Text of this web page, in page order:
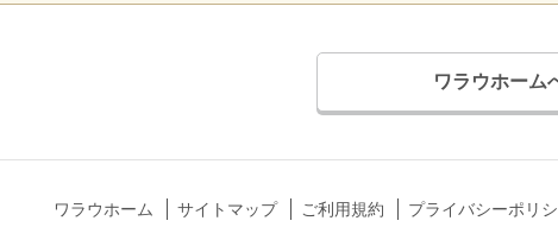
ワラウホーム
ワラウホーム サイトマップ ご利用規約 プライバシーポリ